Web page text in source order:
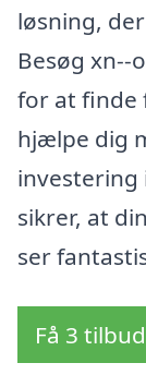
løsning,
Besøg
for at finde
hjælpe dig
sikrer, at
ser
Få 3